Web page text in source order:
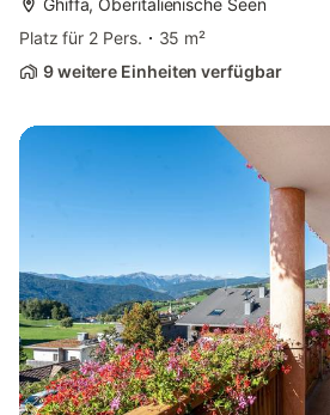
Platz für 2 Pers.
35 m²
9 weitere Einheiten verfügbar